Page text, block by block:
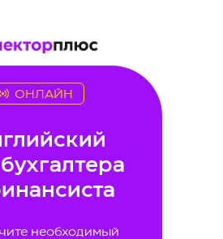
необходимый
ОНЛАЙН